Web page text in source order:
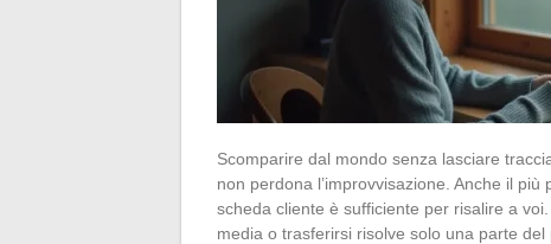
Scomparire dal mondo senza lasciare
non perdona l’improvvisazione. Anche il
scheda cliente è sufficiente per risalire a
media o trasferirsi risolve solo una parte del